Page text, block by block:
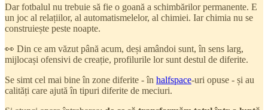
Dar fotbalul nu trebuie să fie o goană a schimbărilor permanente. E
un joc al relațiilor, al automatismelelor, al chimiei. Iar chimia nu se
construiește peste noapte.
👀 Din ce am văzut până acum, deși amândoi sunt, în sens larg,
mijlocași ofensivi de creație, profilurile lor sunt destul de diferite.
Se simt cel mai bine în zone diferite - în halfspace-uri opuse - și au
calități care ajută în tipuri diferite de meciuri.